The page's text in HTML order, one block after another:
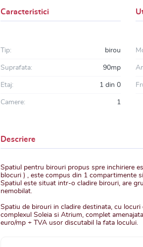
Caracteristici
Tip: birou
Suprafata: 90mp
Etaj: 1 din 0
Camere: 1
Descriere
Spatiul pentru birouri propus spre inchiriere
blocuri ) , este compus din 1 compartimente
Spatiul este situat intr-o cladire birouri, are
nemobilat.
Spatiu de birouri in cladire destinata, cu
complexul Soleia si Atrium, complet
euro/mp + TVA usor discutabil la fata locului.